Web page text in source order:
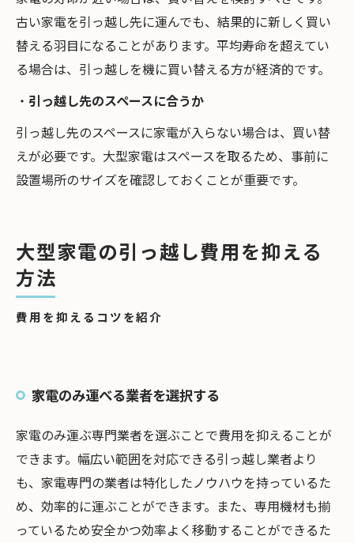
古い家電を引っ越し先に運んでも、結果的に新しく買い
替える羽目になることがあります。平均寿命を超えてい
る場合は、引っ越しを機に買い替える方が経済的です。
・ 引っ越し先のスペースに合うか
引っ越し先のスペースに家電が入らない場合は、買い替
えが必要です。大型家電はスペースを取るため、事前に
設置場所のサイズを確認しておくことが重要です。
大型家電の引っ越し費用を抑える
方法
費用を抑えるコツを紹介
家電のみ運べる業者を選択する
家電のみ運ぶ専門業者を選ぶことで費用を抑えることが
できます。幅広い範囲を対応できる引っ越し業者より
も、家電専門の業者は特化したノウハウを持っているた
め、効率的に運ぶことができます。また、専用機材も揃
っているため安全かつ効率よく移動することができるた